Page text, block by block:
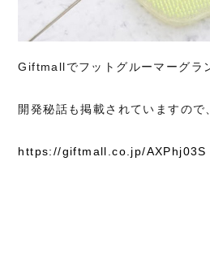
Giftmallでフットグルーマーグラ
開発秘話も掲載されていますので
https://giftmall.co.jp/AXPhj03S